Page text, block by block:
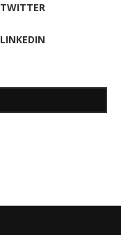
TWITTER
LINKEDIN